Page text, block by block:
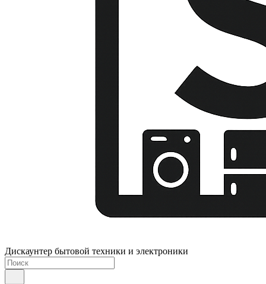
Дискаунтер бытовой техники и электроники